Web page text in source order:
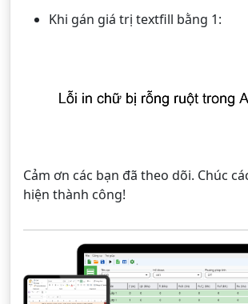
Khi gán giá trị textfill bằng 1:
Cảm ơn các bạn đã theo dõi. Chúc
hiện thành công!